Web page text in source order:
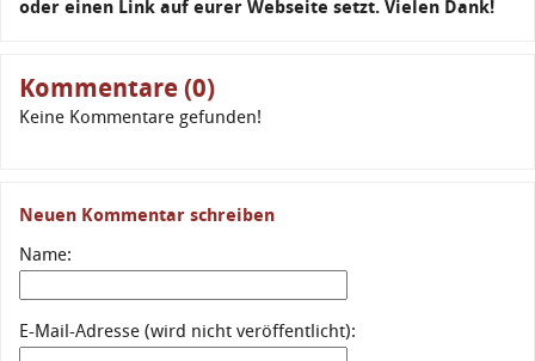
oder einen Link auf eurer Webseite setzt. Vielen Dank!
Kommentare (0)
Keine Kommentare gefunden!
Neuen Kommentar schreiben
Name:
E-Mail-Adresse (wird nicht veröffentlicht):